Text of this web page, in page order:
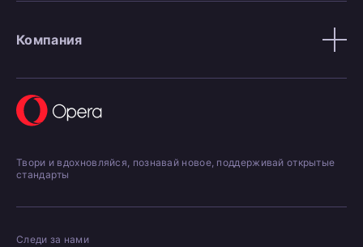
Компания
Твори и вдохновляйся, познавай новое, поддерживай открытые
стандарты
Следи за нами